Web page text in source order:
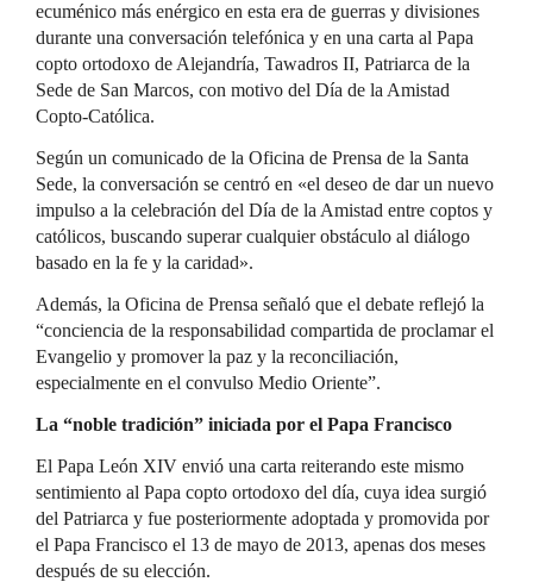
ecuménico más enérgico en esta era de guerras y divisiones
durante una conversación telefónica y en una carta al Papa
copto ortodoxo de Alejandría, Tawadros II, Patriarca de la
Sede de San Marcos, con motivo del Día de la Amistad
Copto-Católica.
Según un comunicado de la Oficina de Prensa de la Santa
Sede, la conversación se centró en «el deseo de dar un nuevo
impulso a la celebración del Día de la Amistad entre coptos y
católicos, buscando superar cualquier obstáculo al diálogo
basado en la fe y la caridad».
Además, la Oficina de Prensa señaló que el debate reflejó la
“conciencia de la responsabilidad compartida de proclamar el
Evangelio y promover la paz y la reconciliación,
especialmente en el convulso Medio Oriente”.
La “noble tradición” iniciada por el Papa Francisco
El Papa León XIV envió una carta reiterando este mismo
sentimiento al Papa copto ortodoxo del día, cuya idea surgió
del Patriarca y fue posteriormente adoptada y promovida por
el Papa Francisco el 13 de mayo de 2013, apenas dos meses
después de su elección.